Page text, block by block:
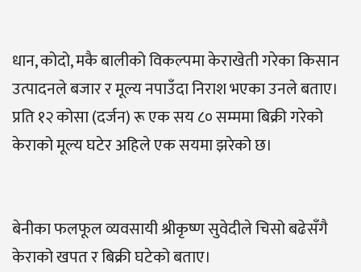
धान, कोदो, मकै बालीको विकल्पमा केराखेती गरेका किसान
उत्पादनले बजार र मूल्य नपाउँदा निराश भएका उनले बताए।
प्रति १२ कोसा (दर्जन) रू एक सय ८० सम्ममा बिक्री गरेको
केराको मूल्य घटेर अहिले एक सयमा झरेको छ।
बेनीका फलफूल व्यवसायी श्रीकृष्ण सुवेदीले चिसो बढेसँगै
केराको खपत र बिक्री घटेको बताए।